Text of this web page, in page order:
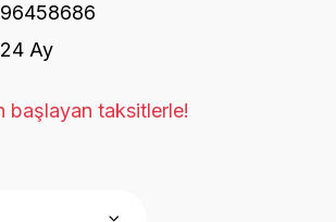
96458686
24 Ay
başlayan taksitlerle!